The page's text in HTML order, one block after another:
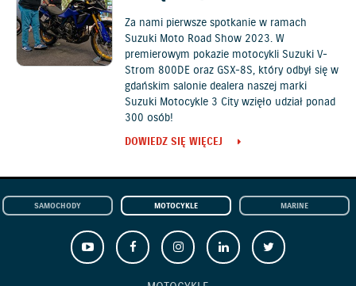
Za nami pierwsze spotkanie w ramach
Suzuki Moto Road Show 2023. W
premierowym pokazie motocykli Suzuki V-
Strom 800DE oraz GSX-8S, który odbył się w
gdańskim salonie dealera naszej marki
Suzuki Motocykle 3 City wzięło udział ponad
300 osób!
DOWIEDZ SIĘ WIĘCEJ
SAMOCHODY MOTOCYKLE MARINE